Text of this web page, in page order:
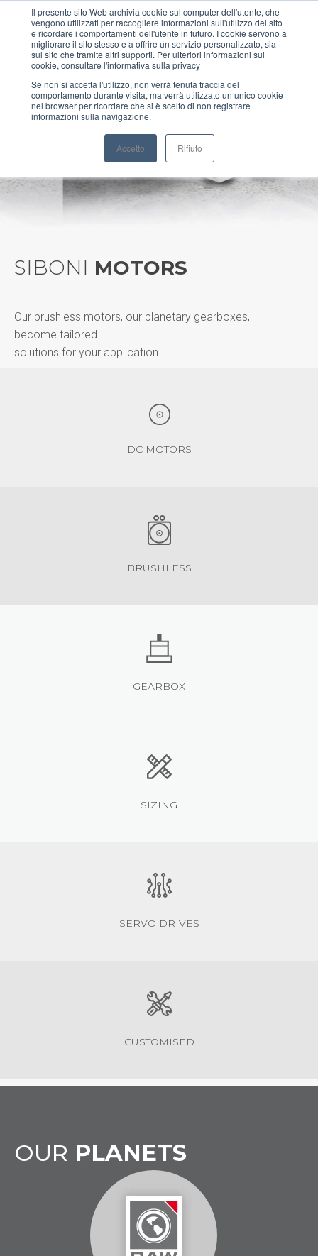
Il presente sito Web archivia cookie sul computer dell'utente, che
vengono utilizzati per raccogliere informazioni sull'utilizzo del sito
e ricordare i comportamenti dell'utente in futuro. I cookie servono a
migliorare il sito stesso e a offrire un servizio personalizzato, sia
sul sito che tramite altri supporti. Per ulteriori informazioni sui
cookie, consultare l'informativa sulla privacy
Se non si accetta l'utilizzo, non verrà tenuta traccia del
comportamento durante visita, ma verrà utilizzato un unico cookie
nel browser per ricordare che si è scelto di non registrare
informazioni sulla navigazione.
Accetto Rifiuto
MENU
NXH Precision
Helical Gearboxes
SIBONI MOTORS
Our brushless motors, our planetary gearboxes,
become tailored
solutions for your application.
DC MOTORS
BRUSHLESS
GEARBOX
SIZING
SERVO DRIVES
CUSTOMISED
OUR PLANETS